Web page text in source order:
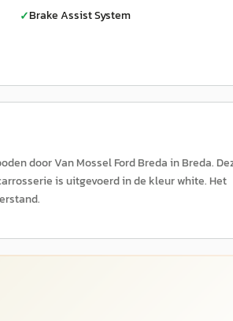
✓Brake Assist System
door Van Mossel Ford Breda in Breda.
is uitgevoerd in de kleur white. Het